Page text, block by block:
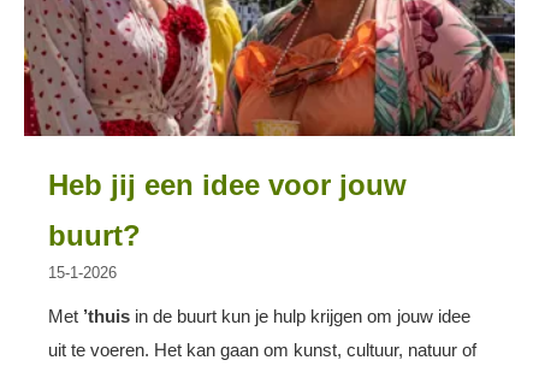
Heb jij een idee voor jouw
buurt?
15-1-2026
Met ’thuis in de buurt kun je hulp krijgen om jouw idee
uit te voeren. Het kan gaan om kunst, cultuur, natuur of